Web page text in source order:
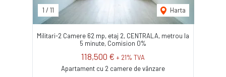
1 / 11 Harta
Militari-2 Camere 62 mp, etaj 2, CENTRALA, metrou la
5 minute, Comision 0%
118,500 € + 21% TVA
Apartament cu 2 camere de vânzare